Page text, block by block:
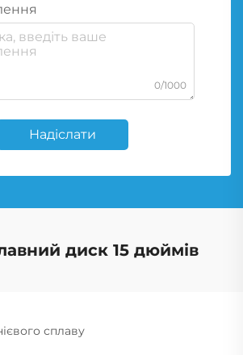
0/1000
Надіслати
диск 15 дюймів
сплаву